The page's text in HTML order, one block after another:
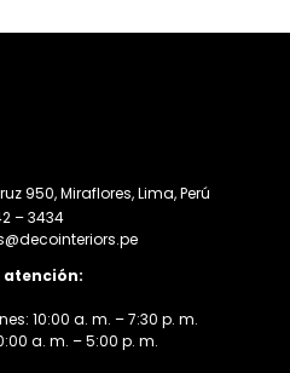
950, Miraflores, Lima, Perú
– 3434
atención:
10:00 a. m. – 7:30 p. m.
a. m. – 5:00 p. m.